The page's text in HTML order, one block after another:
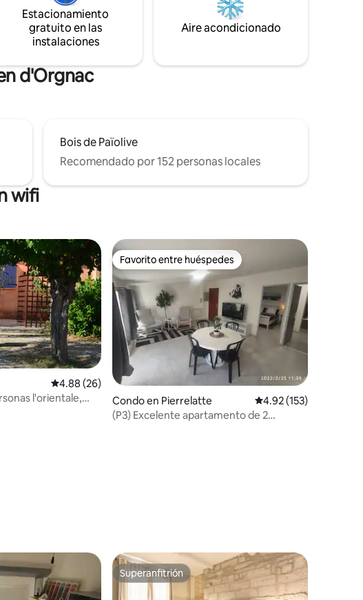
Estacionamiento
gratuito en las
instalaciones
Aire acondicionado
d'Orgnac
Bois de Païolive
Recomendado por 152 personas locales
wifi
reseñas
Calificación promedio: 4.88 de 5, 26 reseñas
4.88 (26)
l'orientale,
Favorito entre huéspedes
Favorito entre huéspedes
Condo en Pierrelatte Calificación promedio:
4.92 (153)
(P3) Excelente apartamento de 2
Superanfitrión
Superanfitrión